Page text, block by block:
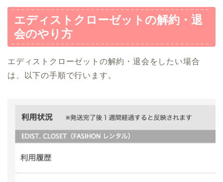
エディストクローゼットの解約・退
会のやり方
エディストクローゼットの解約・退会をしたい場合
は、以下の手順で行います。